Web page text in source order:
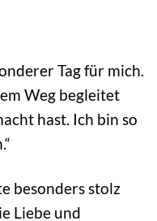
Tag für mich.
Weg begleitet
hast. Ich bin so
besonders stolz
Liebe und